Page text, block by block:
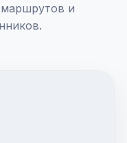
и